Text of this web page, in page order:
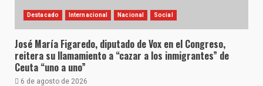
Destacado Internacional Nacional Social
José María Figaredo, diputado de Vox en el Congreso,
reitera su llamamiento a “cazar a los inmigrantes” de
Ceuta “uno a uno”
6 de agosto de 2026